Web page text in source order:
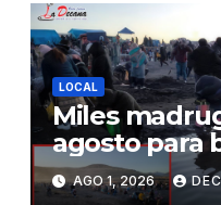
LOCAL
Miles
agosto para
piedrecillas
realizar la
AGO 1, 2026